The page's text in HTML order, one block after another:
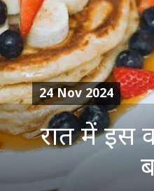
रात में इस
24 Nov 2024